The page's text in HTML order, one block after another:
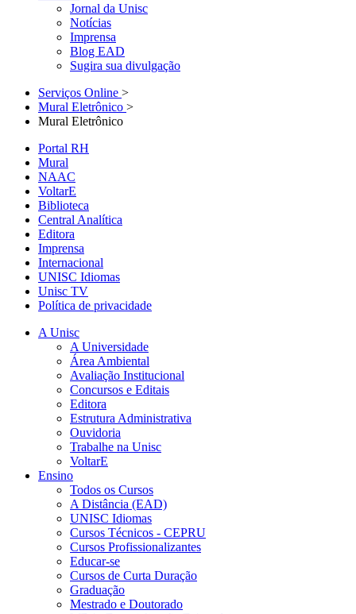
Jornal da Unisc
Notícias
Imprensa
Blog EAD
Sugira sua divulgação
Serviços Online >
Mural Eletrônico >
Mural Eletrônico
Portal RH
Mural
NAAC
VoltarE
Biblioteca
Central Analítica
Editora
Imprensa
Internacional
UNISC Idiomas
Unisc TV
Política de privacidade
A Unisc
A Universidade
Área Ambiental
Avaliação Institucional
Concursos e Editais
Editora
Estrutura Administrativa
Ouvidoria
Trabalhe na Unisc
VoltarE
Ensino
Todos os Cursos
A Distância (EAD)
UNISC Idiomas
Cursos Técnicos - CEPRU
Cursos Profissionalizantes
Educar-se
Cursos de Curta Duração
Graduação
Mestrado e Doutorado